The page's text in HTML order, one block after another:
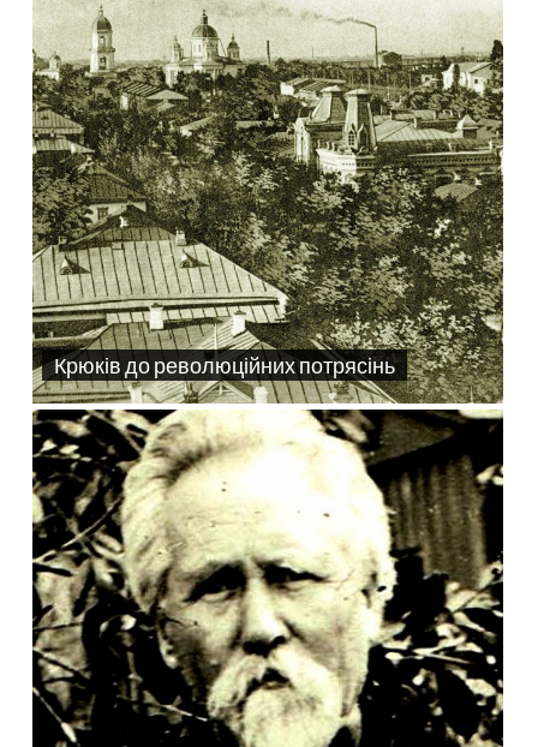
Крюків до революційних потрясінь